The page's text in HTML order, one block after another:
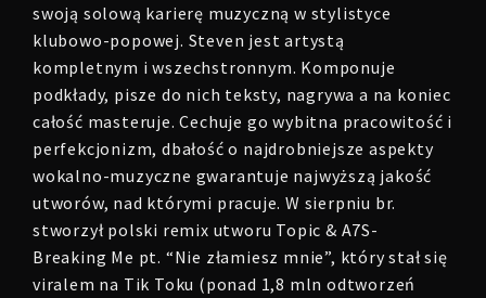
swoją solową karierę muzyczną w stylistyce
klubowo-popowej. Steven jest artystą
kompletnym i wszechstronnym. Komponuje
podkłady, pisze do nich teksty, nagrywa a na koniec
całość masteruje. Cechuje go wybitna pracowitość i
perfekcjonizm, dbałość o najdrobniejsze aspekty
wokalno-muzyczne gwarantuje najwyższą jakość
utworów, nad którymi pracuje. W sierpniu br.
stworzył polski remix utworu Topic & A7S-
Breaking Me pt. “Nie złamiesz mnie”, który stał się
viralem na Tik Toku (ponad 1,8 mln odtworzeń